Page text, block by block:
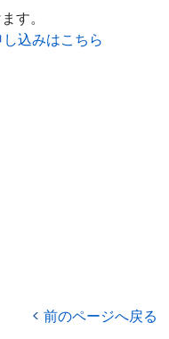
す。
込みはこちら
前のページへ戻る